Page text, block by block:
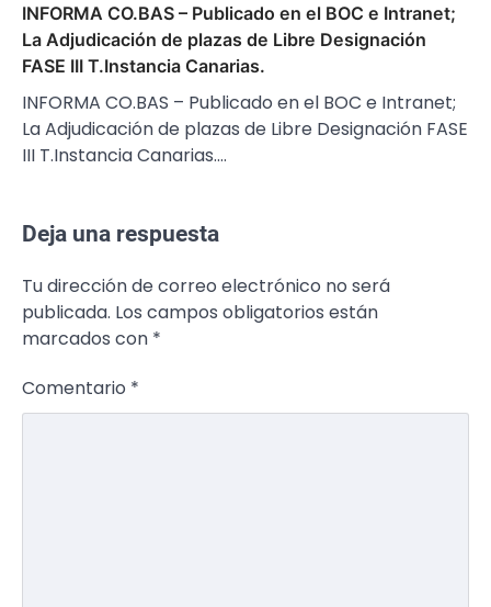
INFORMA CO.BAS – Publicado en el BOC e Intranet;
La Adjudicación de plazas de Libre Designación
FASE III T.Instancia Canarias.
INFORMA CO.BAS – Publicado en el BOC e Intranet;
La Adjudicación de plazas de Libre Designación FASE
III T.Instancia Canarias.…
Deja una respuesta
Tu dirección de correo electrónico no será
publicada. Los campos obligatorios están
marcados con *
Comentario *